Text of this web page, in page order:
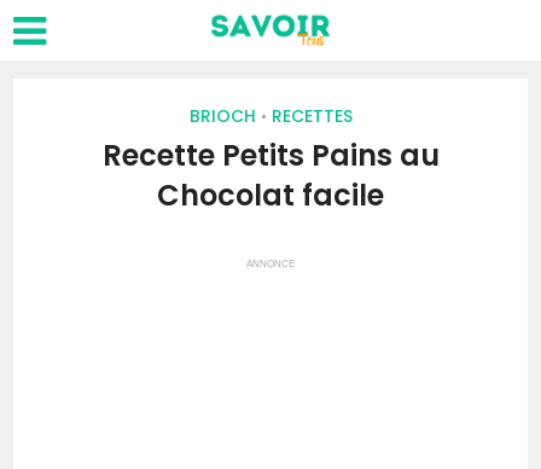
BRIOCH • RECETTES
Recette Petits Pains au
Chocolat facile
ANNONCE